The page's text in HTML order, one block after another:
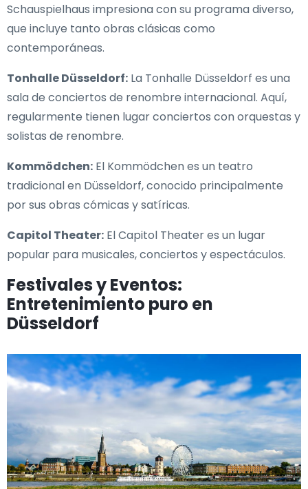
Schauspielhaus impresiona con su programa diverso,
que incluye tanto obras clásicas como
contemporáneas.
Tonhalle Düsseldorf: La Tonhalle Düsseldorf es una
sala de conciertos de renombre internacional. Aquí,
regularmente tienen lugar conciertos con orquestas y
solistas de renombre.
Kommödchen: El Kommödchen es un teatro
tradicional en Düsseldorf, conocido principalmente
por sus obras cómicas y satíricas.
Capitol Theater: El Capitol Theater es un lugar
popular para musicales, conciertos y espectáculos.
Festivales y Eventos:
Entretenimiento puro en
Düsseldorf